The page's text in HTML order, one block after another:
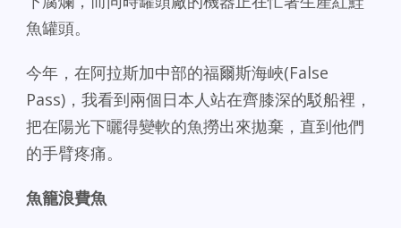
魚罐頭。
今年，在阿拉斯加中部的福爾斯海峽(False
Pass)，我看到兩個日本人站在齊膝深的駁船裡，
把在陽光下曬得變軟的魚撈出來拋棄，直到他們
的手臂疼痛。
魚籠浪費魚